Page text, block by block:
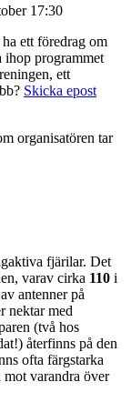
17:30
ett föredrag om
ihop programmet
ett
Skicka epost
organisatören tar
fjärilar. Det
varav cirka 110 i
antenner på
nektar med
(två hos
återfinns på den
ofta färgstarka
mot varandra över